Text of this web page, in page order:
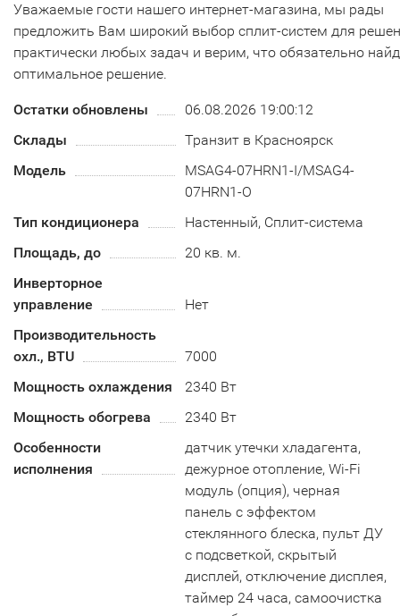
Уважаемые гости нашего интернет-магазина, мы рады
предложить Вам широкий выбор сплит-систем для
практически любых задач и верим, что обязательно
оптимальное решение.
Остатки обновлены
06.08.2026 19:00:12
Склады
Транзит в Красноярск
Модель
MSAG4-07HRN1-I/MSAG4-
07HRN1-O
Тип кондиционера
Настенный, Сплит-система
Площадь, до
20 кв. м.
Инверторное
управление
Нет
Производительность
охл., BTU
7000
Мощность охлаждения
2340 Вт
Мощность обогрева
2340 Вт
Особенности
исполнения
датчик утечки хладагента,
дежурное отопление, Wi-Fi
модуль (опция), черная
панель с эффектом
стеклянного блеска, пульт ДУ
с подсветкой, скрытый
дисплей, отключение дисплея,
таймер 24 часа, самоочистка